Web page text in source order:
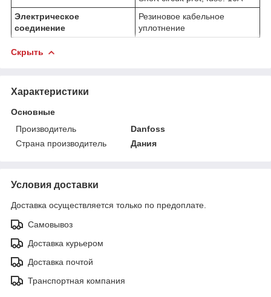
Электрическое
соединение
Резиновое кабельное
уплотнение
Скрыть
Характеристики
Основные
Производитель
Danfoss
Страна производитель
Дания
Условия доставки
Доставка осуществляется только по предоплате.
Самовывоз
Доставка курьером
Доставка почтой
Транспортная компания